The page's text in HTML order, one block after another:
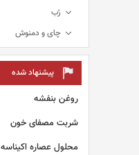
رُب
چای و دمنوش
پیشنهاد شده
روغن بنفشه
شربت مصفای خون
محلول عصاره اکیناسه